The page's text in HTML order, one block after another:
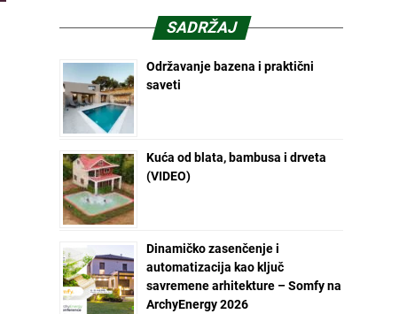
SADRŽAJ
Održavanje bazena i praktični
saveti
Kuća od blata, bambusa i drveta
(VIDEO)
Dinamičko zasenčenje i
automatizacija kao ključ
savremene arhitekture – Somfy na
ArchyEnergy 2026